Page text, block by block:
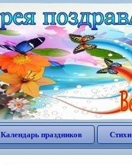
Календарь праздников